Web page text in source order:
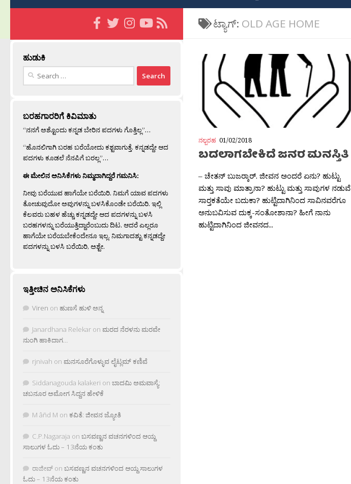
ಟ್ಯಾಗ್: OLD AGE HOME
ನಲ್ಬರಹ 01/02/2018
ಬದಲಾಗಬೇಕಿದೆ ಜನರ ಮನಸ್ತಿತಿ
– ಚೇತನ್ ಬುಜರ‍್ಕಾರ್. ಜೀವನ ಅಂದರೆ ಏನು? ಹುಟ್ಟು
ಮತ್ತು ಸಾವು ಮಾತ್ರಾನಾ? ಹುಟ್ಟು ಮತ್ತು ಸಾವುಗಳ ನಡುವೆ
ಸಾರ‍್ತಕತೆಯೇ ಬದುಕಾ? ಹುಟ್ಟಿದಾಗಿನಿಂದ ಸಾವಿನವರೆಗೂ
ಅನುಬವಿಸುವ ದುಕ್ಕ-ಸಂತೋಶಾನಾ? ಹೀಗೆ ನಾನು
ಹುಟ್ಟಿದಾಗಿನಿಂದ ಜೀವನದ...
ಹುಡುಕಿ
Search
ಬರಹಗಾರರಿಗೆ ಕಿವಿಮಾತು
“ನನಗೆ ಅಶ್ಟೊಂದು ಕನ್ನಡ ಬೇರಿನ ಪದಗಳು ಗೊತ್ತಿಲ್ಲ”…
“ಹೊನಲಿಗಾಗಿ ಬರಹ ಬರೆಯೋದು ಕಶ್ಟವಾಗುತ್ತೆ. ಕನ್ನಡದ್ದೇ ಆದ
ಪದಗಳು ಕೂಡಲೆ ನೆನಪಿಗೆ ಬರಲ್ಲ”…
ಈ ಮೇಲಿನ ಅನಿಸಿಕೆಗಳು ನಿಮ್ಮದಾಗಿದ್ದರೆ ಗಮನಿಸಿ:
ನೀವು ಬರೆಯುವ ಹಾಗೆಯೇ ಬರೆಯಿರಿ. ನಿಮಗೆ ಯಾವ ಪದಗಳು
ತೋಚುವುದೋ ಅವುಗಳನ್ನು ಬಳಸಿಕೊಂಡೇ ಬರೆಯಿರಿ. ಇಲ್ಲಿ
ಕೆಲವರು ಬಹಳ ಹೆಚ್ಚು ಕನ್ನಡದ್ದೇ ಆದ ಪದಗಳನ್ನು ಬಳಸಿ
ಬರಹಗಳನ್ನು ಬರೆಯುತ್ತಿದ್ದಾರೆಂಬುದು ದಿಟ. ಆದರೆ ಎಲ್ಲರೂ
ಹಾಗೆಯೇ ಬರೆಯಬೇಕೆಂದೇನೂ ಇಲ್ಲ. ನಿಮಗಾದಶ್ಟು ಕನ್ನಡದ್ದೇ
ಪದಗಳನ್ನು ಬಳಸಿ ಬರೆಯಿರಿ, ಅಶ್ಟೇ.
ಇತ್ತೀಚಿನ ಅನಿಸಿಕೆಗಳು
Viren on ಹುಣಸೆ ಹುಳಿ ಅನ್ನ
Janardhana Relekar on ಮರದ ನೆರಳನು ಮರವೇ
ನುಂಗಿ ಹಾಕಿದಾಗ…
rjnivah on ಮನಸೂರೆಗೊಳ್ಳುವ ಲೈಟ್ಲಮ್ ಕಣಿವೆ
Siddanagouda kalakeri on ಬಾದಮಿ ಅಮವಾಸ್ಯೆ:
ಚಬನೂರ ಅಮೋಗ ಸಿದ್ದನ ಹೇಳಿಕೆ
M âñd M on ಕವಿತೆ: ಜೀವನ ಜ್ಯೋತಿ
C.P.Nagaraja on ಬಸವಣ್ಣನ ವಚನಗಳಿಂದ ಆಯ್ದ
ಸಾಲುಗಳ ಓದು – 13ನೆಯ ಕಂತು
ರಾಜೀವ್ on ಬಸವಣ್ಣನ ವಚನಗಳಿಂದ ಆಯ್ದ ಸಾಲುಗಳ
ಓದು – 13ನೆಯ ಕಂತು